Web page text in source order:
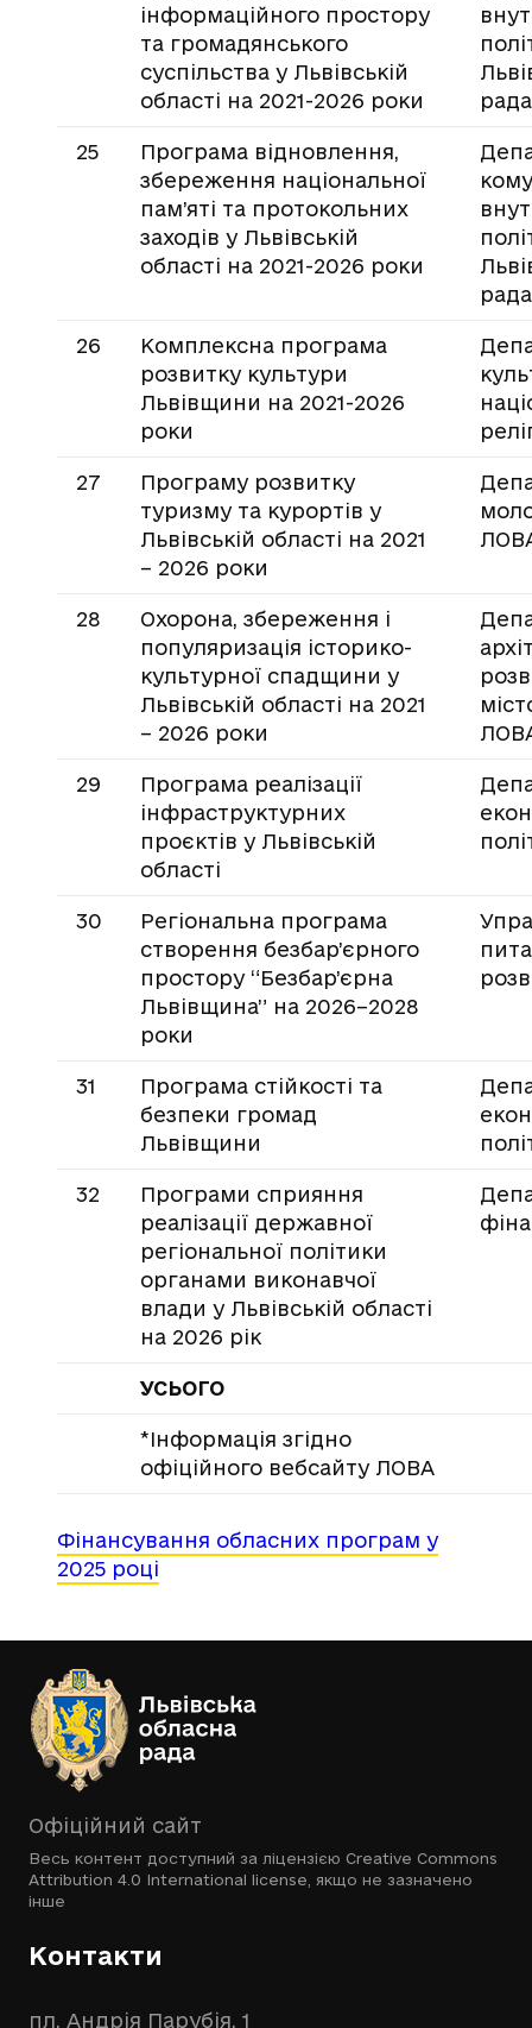
інформаційного простору
та громадянського
суспільства у Львівській
області на 2021-2026 роки
рада
25
Програма відновлення,
збереження національної
пам’яті та протокольних
заходів у Львівській
області на 2021-2026 роки
рада
26
Комплексна програма
розвитку культури
Львівщини на 2021-2026
роки
27
Програму розвитку
туризму та курортів у
Львівській області на 2021
– 2026 роки
28
Охорона, збереження і
популяризація історико-
культурної спадщини у
Львівській області на 2021
– 2026 роки
29
Програма реалізації
інфраструктурних
проєктів у Львівській
області
30
Регіональна програма
створення безбар’єрного
простору “Безбар’єрна
Львівщина” на 2026–2028
роки
31
Програма стійкості та
безпеки громад
Львівщини
32
Програми сприяння
реалізації державної
регіональної політики
органами виконавчої
влади у Львівській області
на 2026 рік
УСЬОГО
*Інформація згідно
офіційного вебсайту ЛОВА
Фінансування обласних програм у
2025 році
Офіційний сайт
Весь контент доступний за ліцензією Creative Commons
Attribution 4.0 International license , якщо не зазначено
інше
Контакти
пл. Андрія Парубія, 1